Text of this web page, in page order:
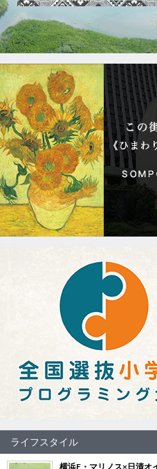
ライフスタイル
横浜F・マリノス×日清オ